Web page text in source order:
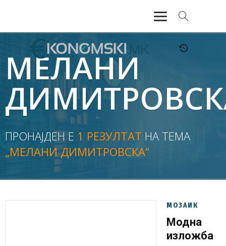
АКТУЕЛНО
ЕКОНОМИЈА
ФИНАНСИИ
БАНКАРСТВО
ЖИВОТ
МОЗАИК
МЕЛАНИ
ПРОНАЈДЕН Е 1 РЕЗУЛТАТ НА ТЕМА
„МЕЛАНИ ДИМИТРОВСКА“
МОЗАИК
Модна
изложба